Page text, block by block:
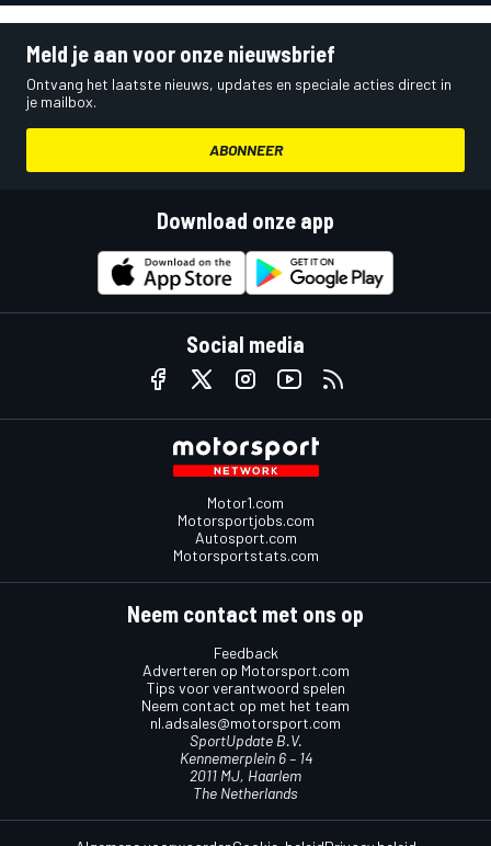
Meld je aan voor onze nieuwsbrief
Ontvang het laatste nieuws, updates en speciale acties direct in
je mailbox.
ABONNEER
Download onze app
Social media
Motor1.com
Motorsportjobs.com
Autosport.com
Motorsportstats.com
Neem contact met ons op
Feedback
Adverteren op Motorsport.com
Tips voor verantwoord spelen
Neem contact op met het team
nl.adsales@motorsport.com
SportUpdate B.V.
Kennemerplein 6 – 14
2011 MJ, Haarlem
The Netherlands